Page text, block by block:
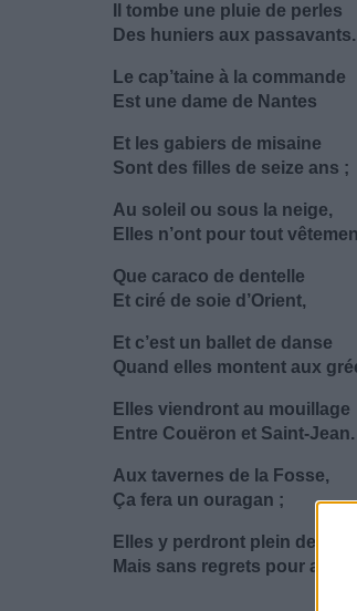
Il tombe une pluie de perles
Des huniers aux passavants.
Le cap’taine à la commande
Est une dame de Nantes
Et les gabiers de misaine
Sont des filles de seize ans ;
Au soleil ou sous la neige,
Elles n’ont pour tout
Que caraco de dentelle
Et ciré de soie d’Orient,
Et c’est un ballet de danse
Quand elles montent aux
Elles viendront au mouillage
Entre Couëron et Saint-Jean.
Aux tavernes de la Fosse,
Ça fera un ouragan ;
Elles y perdront plein de
Mais sans regrets pour autant.